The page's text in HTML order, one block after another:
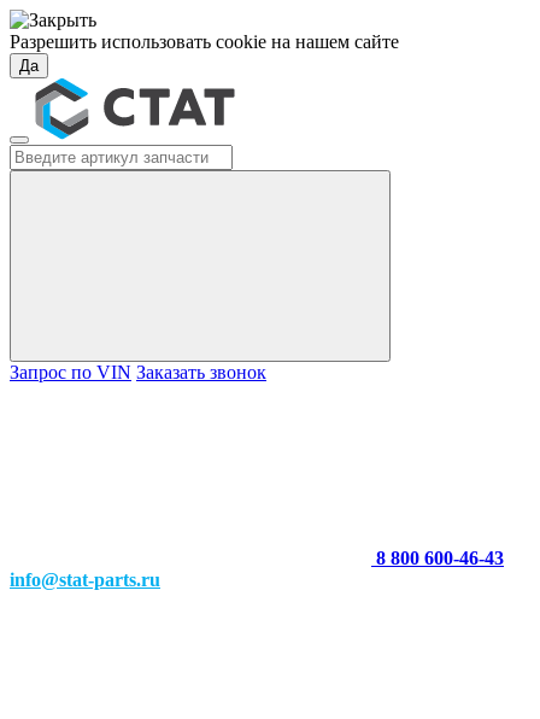
Разрешить использовать cookie на нашем сайте
Да
Запрос по VIN Заказать звонок
8 800 600-46-43
info@stat-parts.ru